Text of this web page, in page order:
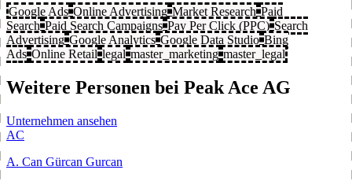
Google Ads Online Advertising Market Research Paid
Search Paid Search Campaigns Pay Per Click (PPC) Search
Advertising Google Analytics Google Data Studio Bing
Ads Online Retail legal master_marketing master_legal
Weitere Personen bei Peak Ace AG
Unternehmen ansehen
AC
A. Can Gürcan Gurcan